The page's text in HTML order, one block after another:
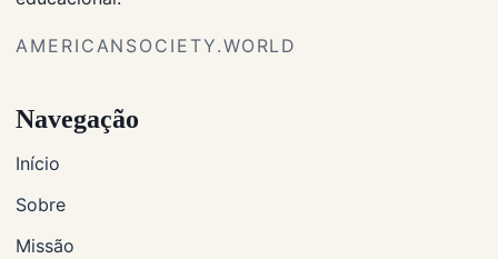
AMERICANSOCIETY.WORLD
Navegação
Início
Sobre
Missão